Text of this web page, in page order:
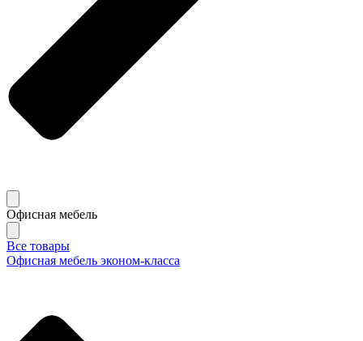
Офисная мебель
Все товары
Офисная мебель эконом-класса